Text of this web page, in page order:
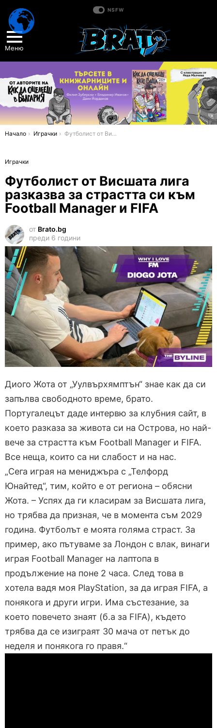
NSFW
Меню
You are here:
Начало Играчки Футболист от Висшата лига разказва за страстта си към Football Manager и FIFA
Играчки
Футболист от Висшата лига
разказва за страстта си към
Football Manager и FIFA
от Brato.bg
преди 6 години
Диого Жота от „Уулвърхямптън“ знае как да си
запълва свободното време, брато.
Португалецът даде интервю за клубния сайт, в
което разказа за живота си на Острова, но най-
вече за страстта към Football Manager и FIFA.
Все неща, които са ни слабост и на нас.
„Сега играя на мениджъра с „Телфорд
Юнайтед“, тим, който е от региона – обясни
Жота. – Успях да ги класирам за Висшата лига,
но трябва да призная, че в момента съм 2029
година. Футболът е моята голяма страст. За
пример, ако пътуваме за Лондон с влак, винаги
играя Football Manager на лаптопа в
продължение на поне 2 часа. След това в
хотела вадя моя PlayStation, за да играя FIFA, а
понякога и други игри. Има състезание, за
което повечето знаят (б.а за FIFA), където
трябва да се изиграят 30 мача от петък до
неделя и понякога го правя.“